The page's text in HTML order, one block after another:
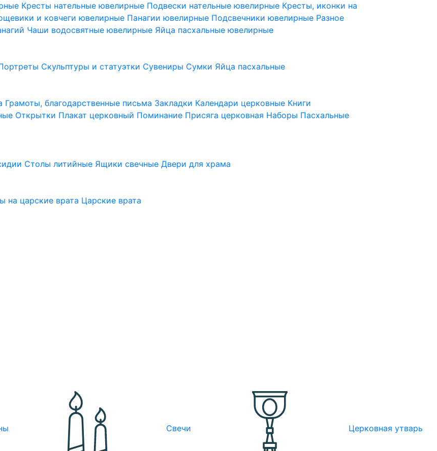
Кресты нательные ювелирные Подвески нательные ювелирные Кресты, иконки на
и ковчеги ювелирные Панагии ювелирные Подсвечники ювелирные Разное
Чаши водосвятные ювелирные Яйца пасхальные ювелирные
Скульптуры и статуэтки Сувениры Сумки Яйца пасхальные
Грамоты, благодарственные письма Закладки Календари церковные Книги
Открытки Плакат церковный Поминание Присяга церковная Наборы Пасхальные
Столы литийные Ящики свечныеДвери для храма
на царские врата Царские врата
Свечи Церковная утварь